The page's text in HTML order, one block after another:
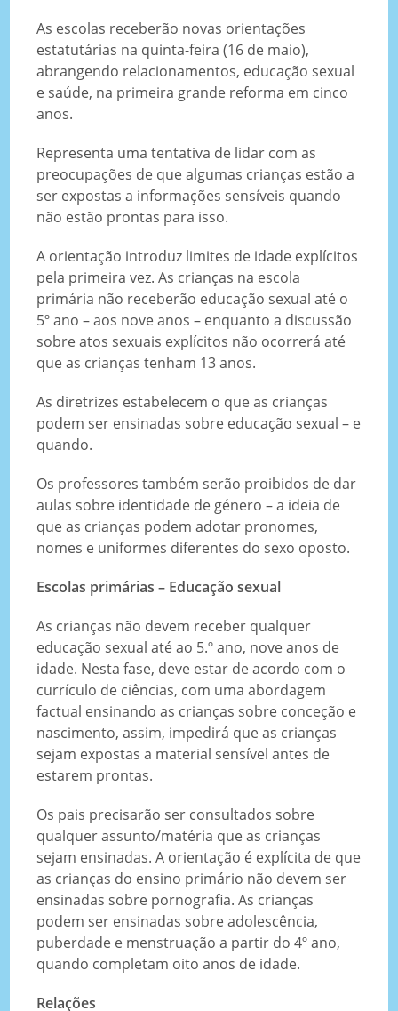
As escolas receberão novas orientações
estatutárias na quinta-feira (16 de maio),
abrangendo relacionamentos, educação sexual
e saúde, na primeira grande reforma em cinco
anos.
Representa uma tentativa de lidar com as
preocupações de que algumas crianças estão a
ser expostas a informações sensíveis quando
não estão prontas para isso.
A orientação introduz limites de idade explícitos
pela primeira vez. As crianças na escola
primária não receberão educação sexual até o
5º ano – aos nove anos – enquanto a discussão
sobre atos sexuais explícitos não ocorrerá até
que as crianças tenham 13 anos.
As diretrizes estabelecem o que as crianças
podem ser ensinadas sobre educação sexual – e
quando.
Os professores também serão proibidos de dar
aulas sobre identidade de género – a ideia de
que as crianças podem adotar pronomes,
nomes e uniformes diferentes do sexo oposto.
Escolas primárias – Educação sexual
As crianças não devem receber qualquer
educação sexual até ao 5.º ano, nove anos de
idade. Nesta fase, deve estar de acordo com o
currículo de ciências, com uma abordagem
factual ensinando as crianças sobre conceção e
nascimento, assim, impedirá que as crianças
sejam expostas a material sensível antes de
estarem prontas.
Os pais precisarão ser consultados sobre
qualquer assunto/matéria que as crianças
sejam ensinadas. A orientação é explícita de que
as crianças do ensino primário não devem ser
ensinadas sobre pornografia. As crianças
podem ser ensinadas sobre adolescência,
puberdade e menstruação a partir do 4º ano,
quando completam oito anos de idade.
Relações